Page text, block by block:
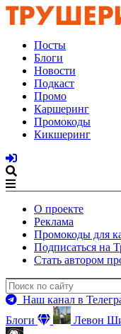
Посты
Блоги
Новости
Подкаст
Промо
Каршеринг
Промокоды
Кикшеринг
О проекте
Реклама
Промокоды для
Подписаться на
Стать автором
Наш канал в
Блоги
Левон